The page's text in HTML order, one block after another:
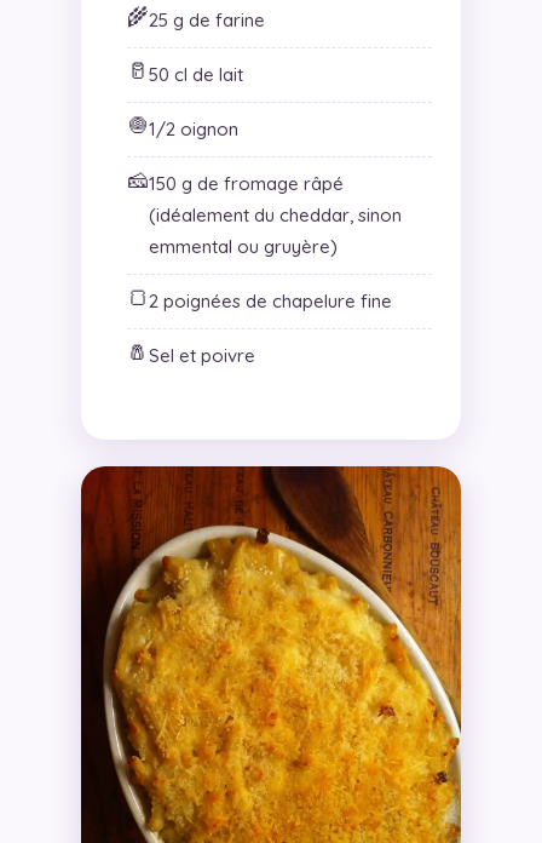
🌾25 g de farine
🥛 50 cl de lait
🧅1/2 oignon
🧀150 g de fromage râpé
(idéalement du cheddar, sinon
emmental ou gruyère)
🍞2 poignées de chapelure fine
🧂 Sel et poivre